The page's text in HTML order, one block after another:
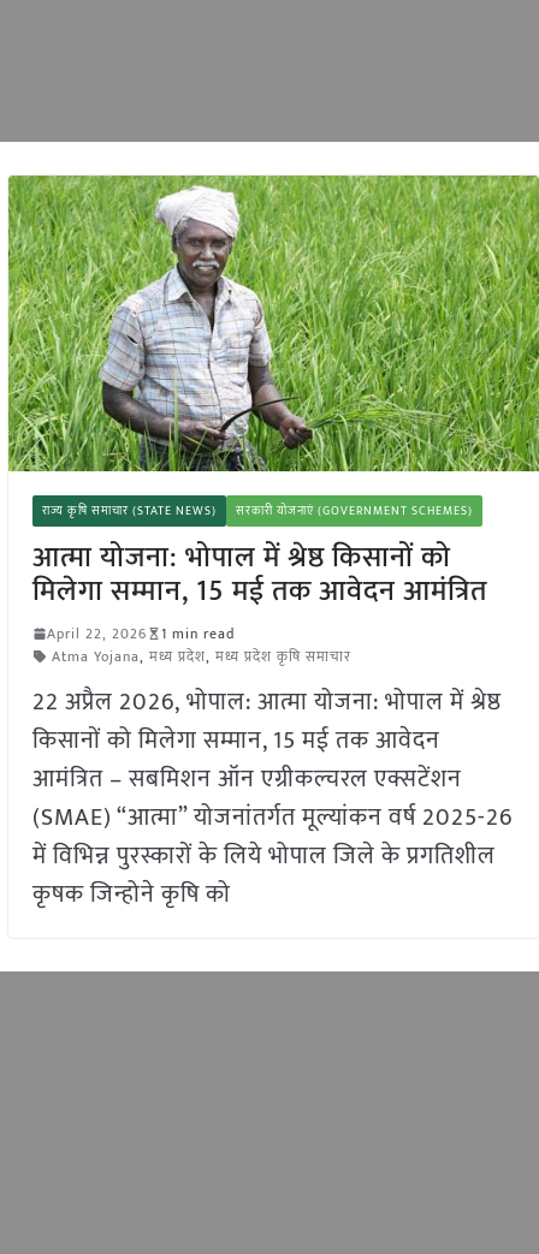
राज्य कृषि समाचार (STATE NEWS) सरकारी योजनाएं (GOVERNMENT SCHEMES)
आत्मा योजना: भोपाल में श्रेष्ठ किसानों को
मिलेगा सम्मान, 15 मई तक आवेदन आमंत्रित
April 22, 2026
1 min read
Atma Yojana, मध्य प्रदेश, मध्य प्रदेश कृषि समाचार
22 अप्रैल 2026, भोपाल: आत्मा योजना: भोपाल में श्रेष्ठ
किसानों को मिलेगा सम्मान, 15 मई तक आवेदन
आमंत्रित – सबमिशन ऑन एग्रीकल्चरल एक्सटेंशन
(SMAE) “आत्मा” योजनांतर्गत मूल्यांकन वर्ष 2025-26
में विभिन्न पुरस्कारों के लिये भोपाल जिले के प्रगतिशील
कृषक जिन्होने कृषि को